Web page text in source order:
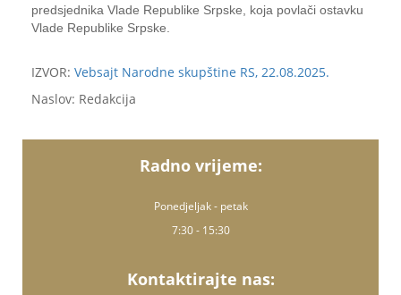
predsjednika Vlade Republike Srpske, koja povlači ostavku
Vlade Republike Srpske.
IZVOR: Vebsajt Narodne skupštine RS, 22.08.2025.
Naslov: Redakcija
Radno vrijeme:
Ponedjeljak - petak
7:30 - 15:30
Kontaktirajte nas: